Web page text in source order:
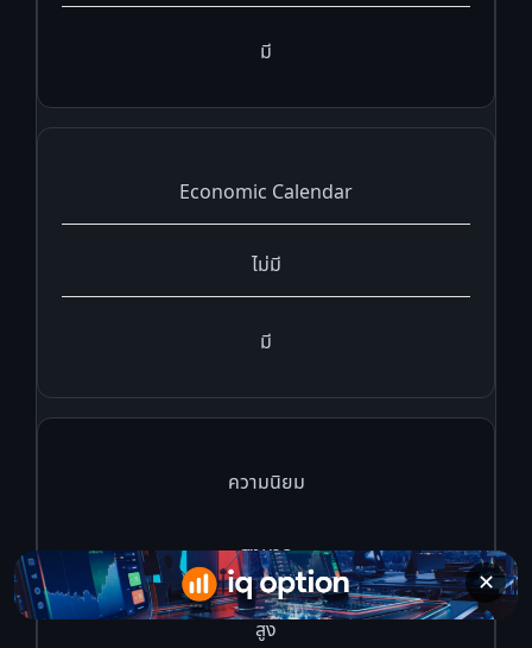
มี
Economic Calendar
ไม่มี
มี
ความนิยม
สูงมาก
สูง
✕